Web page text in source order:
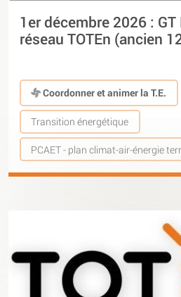
1er décembre 2026 :
réseau TOTEn (ancien
Coordonner et animer la T.E.
Transition énergétique
PCAET - plan climat-air-énergie